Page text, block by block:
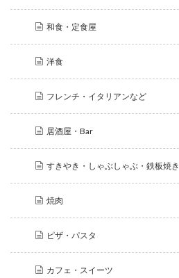
和食・定食屋
洋食
フレンチ・イタリアンなど
居酒屋・Bar
すきやき・しゃぶしゃぶ・鉄板焼き
焼肉
ピザ・パスタ
カフェ・スイーツ